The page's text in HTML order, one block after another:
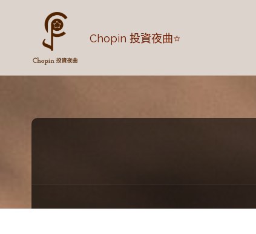
Chopin 投資夜曲⭐